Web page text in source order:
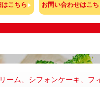
こちら お問い合わせはこち
ーム、シフォンケーキ、フ